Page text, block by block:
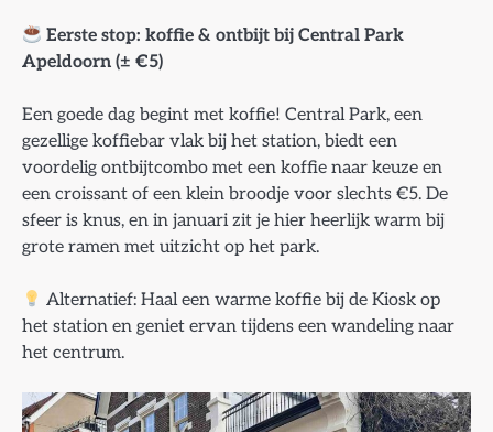
Eerste stop: koffie & ontbijt bij Central Park
Apeldoorn (± €5)
Een goede dag begint met koffie! Central Park, een
gezellige koffiebar vlak bij het station, biedt een
voordelig ontbijtcombo met een koffie naar keuze en
een croissant of een klein broodje voor slechts €5. De
sfeer is knus, en in januari zit je hier heerlijk warm bij
grote ramen met uitzicht op het park.
Alternatief: Haal een warme koffie bij de Kiosk op
het station en geniet ervan tijdens een wandeling naar
het centrum.